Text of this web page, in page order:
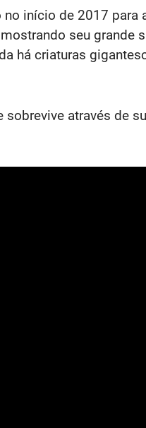
início de 2017
seu grande
há criaturas
através de